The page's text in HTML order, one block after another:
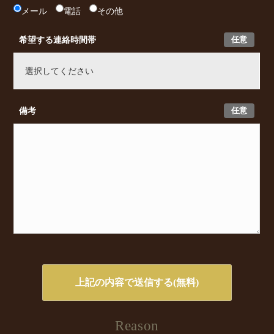
メール 電話 その他
任意
希望する連絡時間帯
任意
備考
Reason